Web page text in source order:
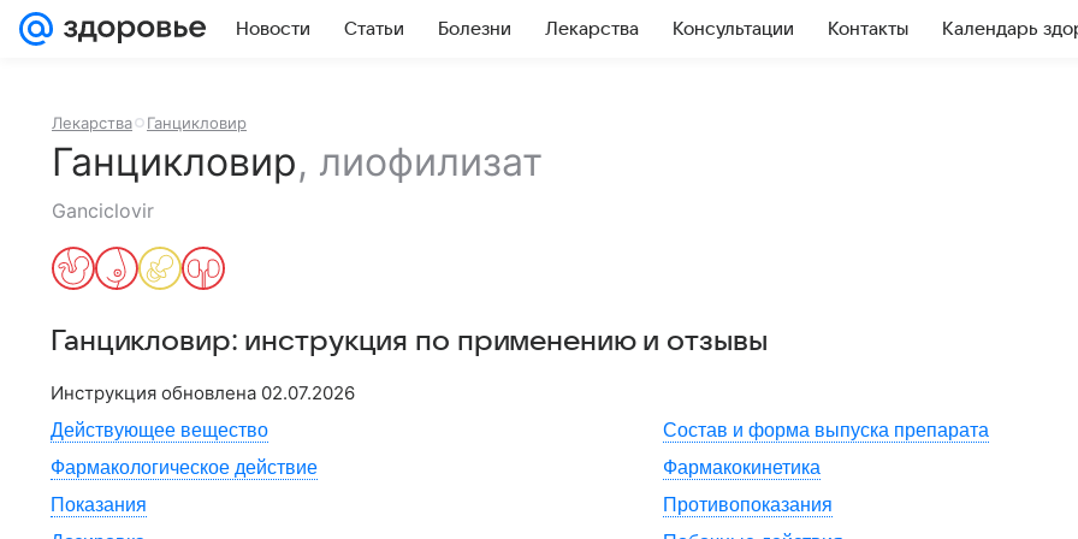
Новости Статьи Болезни Лекарства Консультации Контакты Календарь
Лекарства Ганцикловир
Ганцикловир, лиофилизат
Ganciclovir
Ганцикловир: инструкция по применению и отзывы
Инструкция обновлена 02.07.2026
Действующее вещество
Состав и форма выпуска препарата
Фармакологическое действие
Фармакокинетика
Показания
Противопоказания